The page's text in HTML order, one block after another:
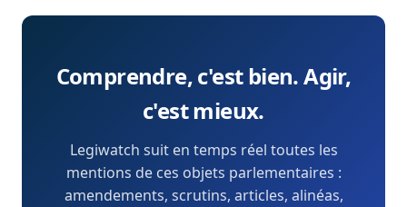
Comprendre, c'est bien. Agir,
c'est mieux.
Legiwatch suit en temps réel toutes les
mentions de ces objets parlementaires :
amendements, scrutins, articles, alinéas,